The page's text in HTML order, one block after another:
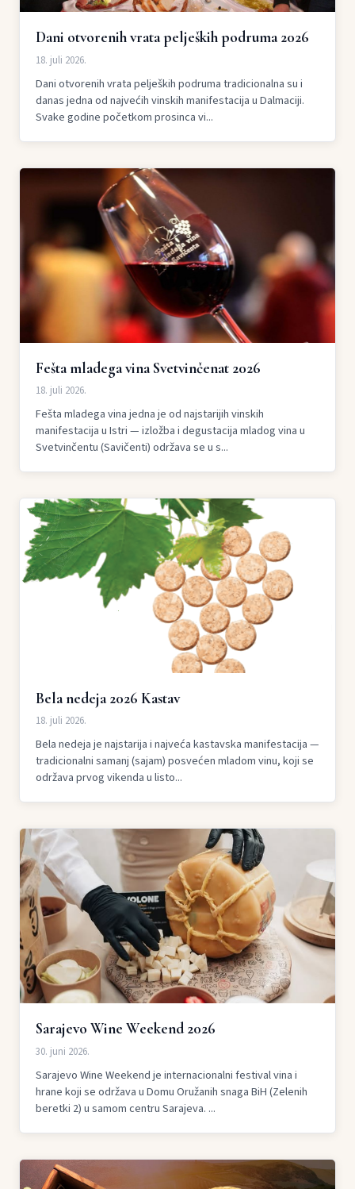
Dani otvorenih vrata peljeških podruma 2026
18. juli 2026.
Dani otvorenih vrata peljeških podruma tradicionalna su i
danas jedna od najvećih vinskih manifestacija u Dalmaciji.
Svake godine početkom prosinca vi...
Fešta mladega vina Svetvinčenat 2026
18. juli 2026.
Fešta mladega vina jedna je od najstarijih vinskih
manifestacija u Istri — izložba i degustacija mladog vina u
Svetvinčentu (Savičenti) održava se u s...
Bela nedeja 2026 Kastav
18. juli 2026.
Bela nedeja je najstarija i najveća kastavska manifestacija —
tradicionalni samanj (sajam) posvećen mladom vinu, koji se
održava prvog vikenda u listo...
Sarajevo Wine Weekend 2026
30. juni 2026.
Sarajevo Wine Weekend je internacionalni festival vina i
hrane koji se održava u Domu Oružanih snaga BiH (Zelenih
beretki 2) u samom centru Sarajeva. ...